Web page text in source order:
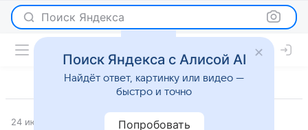
Поиск Яндекса
24 июля 2018 Светская жизнь
Поиск Яндекса с Алисой AI
Найдёт ответ, картинку или видео —
быстро и точно
Попробовать